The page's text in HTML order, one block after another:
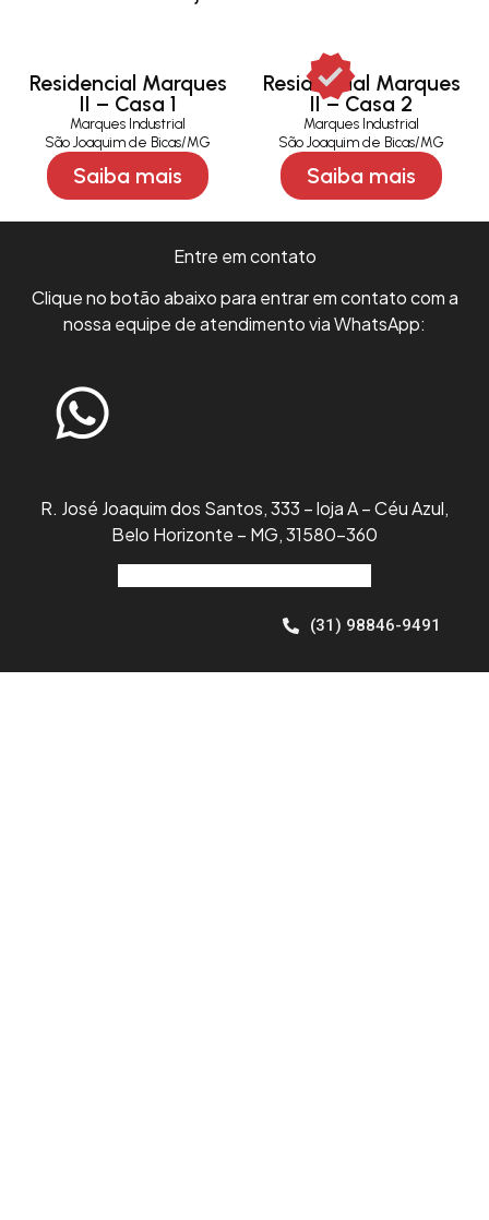
Residencial Marques
II – Casa 1
Marques Industrial
São Joaquim de Bicas/MG
Saiba mais
Residencial Marques
II – Casa 2
Marques Industrial
São Joaquim de Bicas/MG
Saiba mais
Entre em contato
Clique no botão abaixo para entrar em contato com a
nossa equipe de atendimento via WhatsApp:
R. José Joaquim dos Santos, 333 – loja A – Céu Azul,
Belo Horizonte – MG, 31580-360
(31) 98846-9491